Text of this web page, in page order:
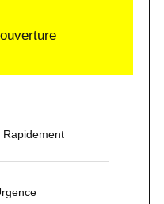
Rapidement